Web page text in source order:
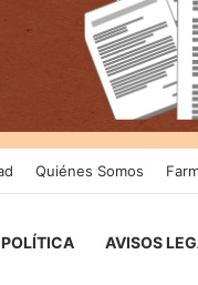
Quiénes Somos
POLÍTICA AVISOS